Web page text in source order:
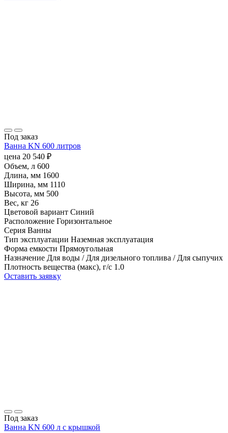
Под заказ
Ванна KN 600 литров
цена 20 540 ₽
Объем, л 600
Длина, мм 1600
Ширина, мм 1110
Высота, мм 500
Вес, кг 26
Цветовой вариант Синий
Расположение Горизонтальное
Серия Ванны
Тип эксплуатации Наземная эксплуатация
Форма емкости Прямоугольная
Назначение Для воды / Для дизельного топлива / Для сыпучих
Плотность вещества (макс), г/с 1.0
Оставить заявку
Под заказ
Ванна KN 600 л с крышкой